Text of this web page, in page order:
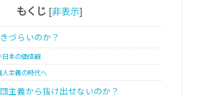
もくじ [非表示]
づらいのか？
本の価値観
主義の時代へ
主義から抜け出せないのか？